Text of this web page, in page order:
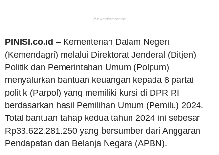
- Advertisement -
PINISI.co.id – Kementerian Dalam Negeri
(Kemendagri) melalui Direktorat Jenderal (Ditjen)
Politik dan Pemerintahan Umum (Polpum)
menyalurkan bantuan keuangan kepada 8 partai
politik (Parpol) yang memiliki kursi di DPR RI
berdasarkan hasil Pemilihan Umum (Pemilu) 2024.
Total bantuan tahap kedua tahun 2024 ini sebesar
Rp33.622.281.250 yang bersumber dari Anggaran
Pendapatan dan Belanja Negara (APBN).